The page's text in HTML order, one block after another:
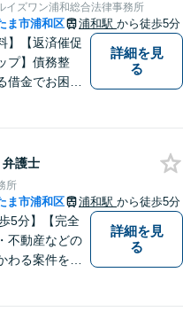
イズワン浦和総合法律事務所
ま市浦和区 浦和駅 から徒歩5分
】【返済催促
プ】債務整
借金でお困り
バシー配慮】
日祝20時ま
10年以上】
詳細を見
る
弁護士
所
ま市浦和区 浦和駅 から徒歩5分
5分】【完全
不動産などの
わる案件を多
詳細を見
る